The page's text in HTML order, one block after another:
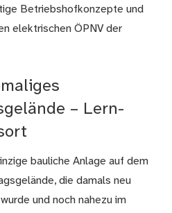
Betriebshofkonzepte und
elektrischen ÖPNV der
– Lern-
bauliche Anlage auf dem
die damals neu
und noch nahezu im